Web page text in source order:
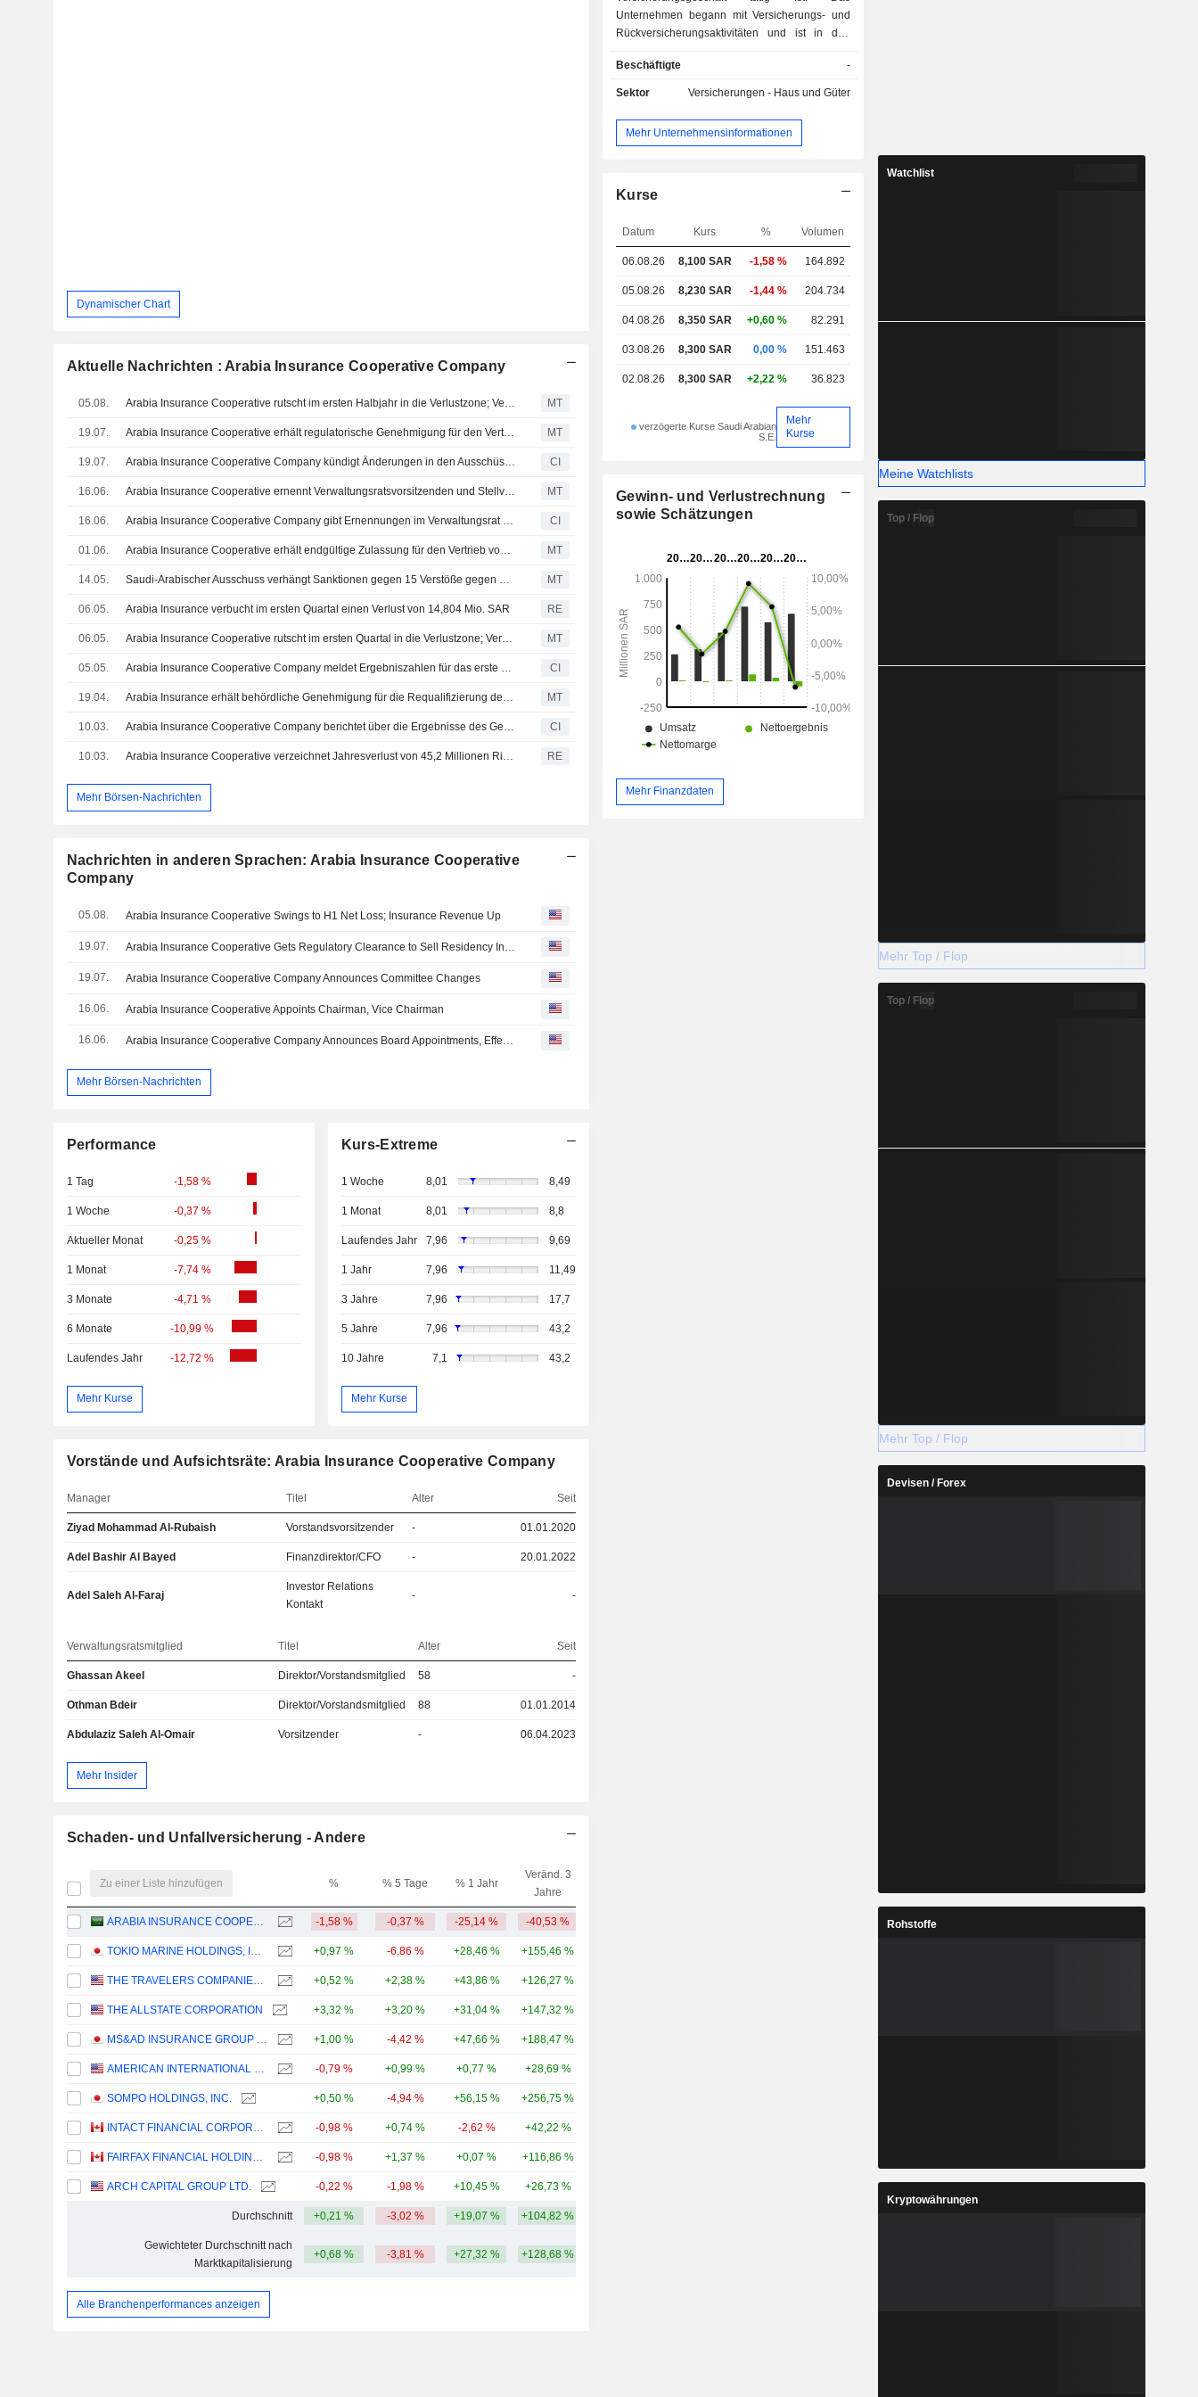
Dynamischer Chart
Aktuelle Nachrichten : Arabia Insurance Cooperative Company
05.08. Arabia Insurance Cooperative rutscht im ersten Halbjahr in die Verlustzone; Versicherungserlöse steigen MT
19.07. Arabia Insurance Cooperative erhält regulatorische Genehmigung für den Vertrieb von Aufenthaltsversicherungen MT
19.07. Arabia Insurance Cooperative Company kündigt Änderungen in den Ausschüssen an CI
16.06. Arabia Insurance Cooperative ernennt Verwaltungsratsvorsitzenden und Stellvertreter MT
16.06. Arabia Insurance Cooperative Company gibt Ernennungen im Verwaltungsrat bekannt, wirksam zum 20. Mai 2026 CI
01.06. Arabia Insurance Cooperative erhält endgültige Zulassung für den Vertrieb von Touristenversicherungen MT
14.05. Saudi-Arabischer Ausschuss verhängt Sanktionen gegen 15 Verstöße gegen das Kapitalmarktgesetz MT
06.05. Arabia Insurance verbucht im ersten Quartal einen Verlust von 14,804 Mio. SAR RE
06.05. Arabia Insurance Cooperative rutscht im ersten Quartal in die Verlustzone; Versicherungsumsatz steigt MT
05.05. Arabia Insurance Cooperative Company meldet Ergebniszahlen für das erste Quartal zum 31. März 2026 CI
19.04. Arabia Insurance erhält behördliche Genehmigung für die Requalifizierung der Krankenversicherung MT
10.03. Arabia Insurance Cooperative Company berichtet über die Ergebnisse des Geschäftsjahres zum 31. Dezember 2025 CI
10.03. Arabia Insurance Cooperative verzeichnet Jahresverlust von 45,2 Millionen Riyal RE
Mehr Börsen-Nachrichten
Nachrichten in anderen Sprachen: Arabia Insurance Cooperative
Company
05.08. Arabia Insurance Cooperative Swings to H1 Net Loss; Insurance Revenue Up
19.07.
19.07. Arabia Insurance Cooperative Company Announces Committee Changes
16.06. Arabia Insurance Cooperative Appoints Chairman, Vice Chairman
16.06.
Mehr Börsen-Nachrichten
Performance
1 Tag -1,58 %
1 Woche -0,37 %
Aktueller Monat -0,25 %
1 Monat -7,74 %
3 Monate -4,71 %
6 Monate -10,99 %
Laufendes Jahr -12,72 %
Mehr Kurse
Kurs-Extreme
1 Woche 8,01 8,49
1 Monat 8,01 8,8
Laufendes Jahr 7,96 9,69
1 Jahr 7,96 11,49
3 Jahre 7,96 17,7
5 Jahre 7,96 43,2
10 Jahre 7,1 43,2
Mehr Kurse
Vorstände und Aufsichtsräte: Arabia Insurance Cooperative Company
Manager Titel Alter Seit
Ziyad Mohammad Al-Rubaish Vorstandsvorsitzender - 01.01.2020
Adel Bashir Al Bayed Finanzdirektor/CFO - 20.01.2022
Adel Saleh Al-Faraj
Investor Relations
Kontakt
- -
Verwaltungsratsmitglied Titel Alter Seit
Ghassan Akeel Direktor/Vorstandsmitglied 58 -
Othman Bdeir Direktor/Vorstandsmitglied 88 01.01.2014
Abdulaziz Saleh Al-Omair Vorsitzender - 06.04.2023
Mehr Insider
Schaden- und Unfallversicherung - Andere
Zu einer Liste hinzufügen % % 5 Tage % 1 Jahr
Veränd. 3
Jahre
ARABIA INSURANCE COOPERATIVE COMPANY -1,58 % -0,37 % -25,14 % -40,53 %
TOKIO MARINE HOLDINGS, INC. +0,97 % -6,86 % +28,46 % +155,46 %
THE TRAVELERS COMPANIES, INC. +0,52 % +2,38 % +43,86 % +126,27 %
THE ALLSTATE CORPORATION +3,32 % +3,20 % +31,04 % +147,32 %
MS&AD INSURANCE GROUP HOLDINGS, INC. +1,00 % -4,42 % +47,66 % +188,47 %
AMERICAN INTERNATIONAL GROUP, INC. -0,79 % +0,99 % +0,77 % +28,69 %
SOMPO HOLDINGS, INC. +0,50 % -4,94 % +56,15 % +256,75 %
INTACT FINANCIAL CORPORATION -0,98 % +0,74 % -2,62 % +42,22 %
FAIRFAX FINANCIAL HOLDINGS LIMITED -0,98 % +1,37 % +0,07 % +116,86 %
ARCH CAPITAL GROUP LTD. -0,22 % -1,98 % +10,45 % +26,73 %
Durchschnitt +0,21 % -3,02 % +19,07 % +104,82 %
Gewichteter Durchschnitt nach
Marktkapitalisierung
+0,68 % -3,81 % +27,32 % +128,68 %
Alle Branchenperformances anzeigen
Unternehmen begann mit Versicherungs- und
Rückversicherungsaktivitäten und ist in drei
Versicherungen, Krankenversicherungen sowie
Spar- und Schutzversicherungen umfassen. Die
Niederlassungen im gesamten Königreich
Saudi-Arabien tätig.
Beschäftigte -
Sektor Versicherungen - Haus und Güter
Mehr Unternehmensinformationen
Kurse
Datum Kurs % Volumen
06.08.26 8,100SAR -1,58 % 164.892
05.08.26 8,230 SAR -1,44 % 204.734
04.08.26 8,350 SAR +0,60 % 82.291
03.08.26 8,300 SAR 0,00 % 151.463
02.08.26 8,300 SAR +2,22 % 36.823
verzögerte Kurse Saudi Arabian
S.E.
Mehr
Kurse
Gewinn- und Verlustrechnung
sowie Schätzungen
Mehr Finanzdaten
Watchlist
Meine Watchlists
Top / Flop
Mehr Top / Flop
Top / Flop
Mehr Top / Flop
Devisen / Forex
Rohstoffe
Kryptowährungen